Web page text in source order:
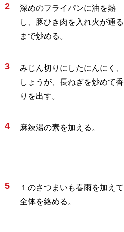
2
深めのフライパンに油を熱
し、豚ひき肉を入れ火が通る
まで炒める。
3
みじん切りにしたにんにく、
しょうが、長ねぎを炒めて香
りを出す。
4 麻辣湯の素を加える。
5
１のさつまいも春雨を加えて
全体を絡める。